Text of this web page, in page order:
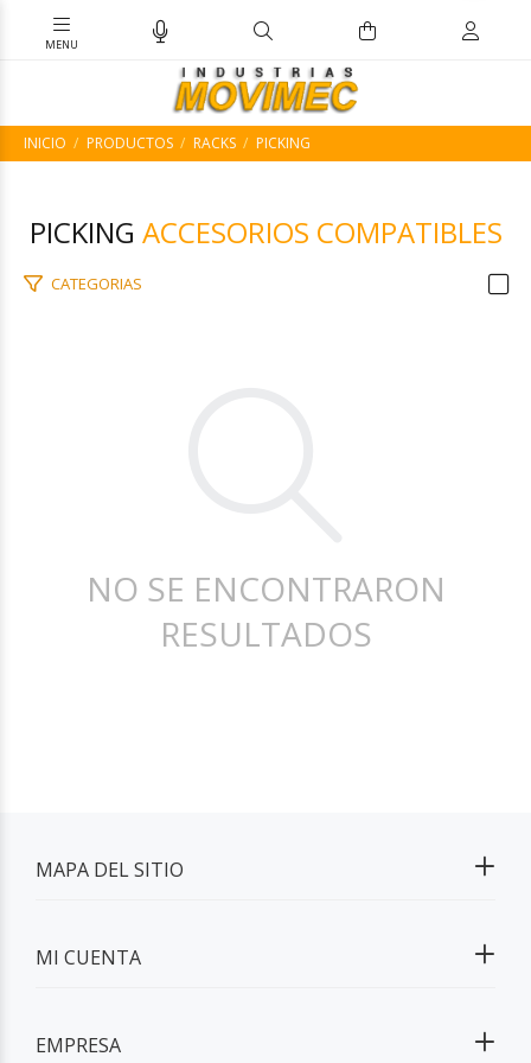
INICIO PRODUCTOS RACKS PICKING
PICKING ACCESORIOS COMPATIBLES
CATEGORIAS
NO SE ENCONTRARON
RESULTADOS
MAPA DEL SITIO
MI CUENTA
EMPRESA